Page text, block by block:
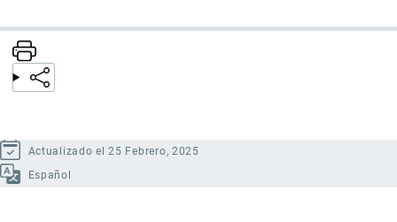
Actualizado el 25 Febrero, 2025
Español